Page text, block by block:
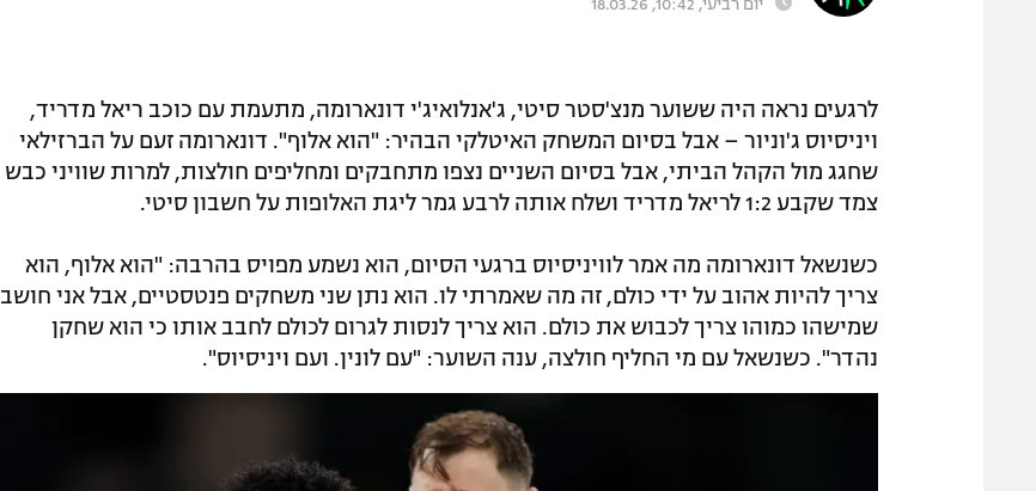
יום רביעי, 10:42, 18.03.26
לרגעים נראה היה ששוער מנצ'סטר סיטי, ג'אנלואיג'י דונארומה, מתעמת עם כוכב ריאל מדריד,
ויניסיוס ג'וניור – אבל בסיום המשחק האיטלקי הבהיר: "הוא אלוף". דונארומה זעם על הברזילאי
שחגג מול הקהל הביתי, אבל בסיום השניים נצפו מתחבקים ומחליפים חולצות, למרות שוויני כבש
צמד שקבע 1:2 לריאל מדריד ושלח אותה לרבע גמר ליגת האלופות על חשבון סיטי.
כשנשאל דונארומה מה אמר לוויניסיוס ברגעי הסיום, הוא נשמע מפויס בהרבה: "הוא אלוף, הוא
צריך להיות אהוב על ידי כולם, זה מה שאמרתי לו. הוא נתן שני משחקים פנטסטיים, אבל אני חושב
שמישהו כמוהו צריך לכבוש את כולם. הוא צריך לנסות לגרום לכולם לחבב אותו כי הוא שחקן
נהדר". כשנשאל עם מי החליף חולצה, ענה השוער: "עם לונין. ועם ויניסיוס".